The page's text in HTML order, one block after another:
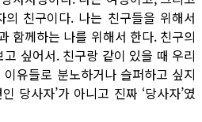
의 친구이다. 나는 친구들을 위해서
함께하는 나를 위해서 한다. 친구의
싶어서. 친구랑 같이 있을 때 우리
유들로 분노하거나 슬퍼하고 싶지
당사자’가 아니고 진짜 ‘당사자’였